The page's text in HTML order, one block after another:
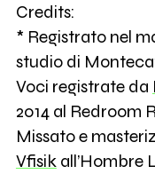
Credits:
* Registrato nel
studio di
Voci registrate da
2014 al Redroom
Missato e
Vfisikall’Hombre